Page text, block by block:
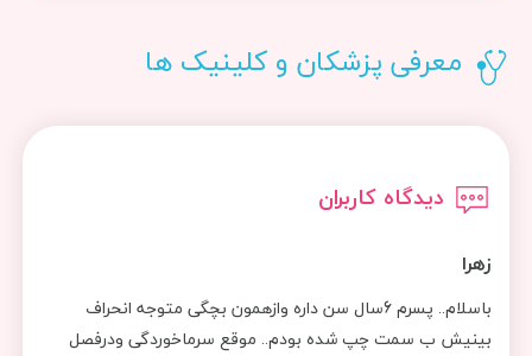
معرفی پزشکان و کلینیک ها
دیدگاه کاربران
زهرا
باسلام.. پسرم 6سال سن داره وازهمون بچگی متوجه انحراف
بینیش ب سمت چپ شده بودم.. موقع سرماخوردگی ودرفصل